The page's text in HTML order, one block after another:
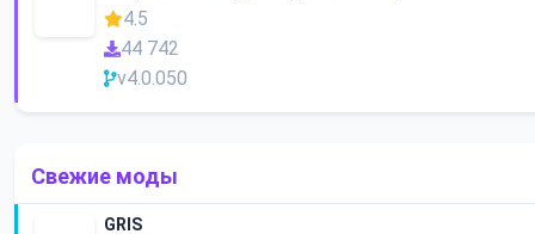
4.5
44 742
v4.0.050
Свежие моды
GRIS